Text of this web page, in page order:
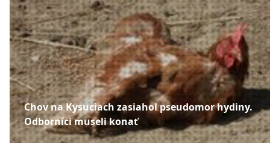
Chov na Kysuciach zasiahol pseudomor hydiny.
Odborníci museli konať